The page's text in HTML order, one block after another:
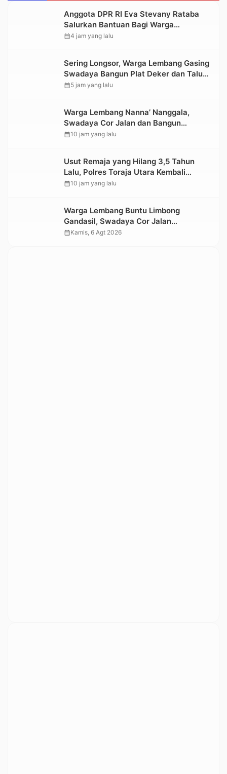
Anggota DPR RI Eva Stevany Rataba
Salurkan Bantuan Bagi Warga
Terdampak Longsor di Buntu Pepasan
calendar_month4 jam yang lalu
Sering Longsor, Warga Lembang Gasing
Swadaya Bangun Plat Deker dan Talut
Jalan Penghubung Antar Lembang
calendar_month5 jam yang lalu
Warga Lembang Nanna’ Nanggala,
Swadaya Cor Jalan dan Bangun
Jembatan
calendar_month10 jam yang lalu
Usut Remaja yang Hilang 3,5 Tahun
Lalu, Polres Toraja Utara Kembali
Datangi TKP
calendar_month10 jam yang lalu
Warga Lembang Buntu Limbong
Gandasil, Swadaya Cor Jalan
Sepanjang 500 Meter
calendar_monthKamis, 6 Agt 2026